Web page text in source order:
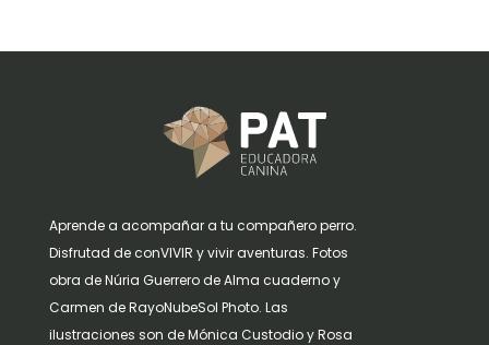
Aprende a acompañar a tu compañero perro.
Disfrutad de conVIVIR y vivir aventuras. Fotos
obra de Núria Guerrero de Alma cuaderno y
Carmen de RayoNubeSol Photo. Las
ilustraciones son de Mónica Custodio y Rosa